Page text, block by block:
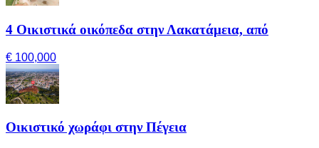
4 Οικιστικά οικόπεδα στην Λακατάμεια, από
€ 100,000
Οικιστικό χωράφι στην Πέγεια